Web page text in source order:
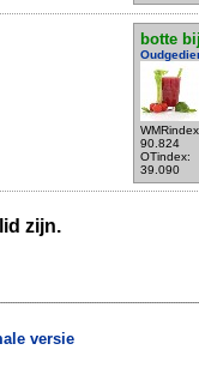
botte
90.824
OTindex:
39.090
zijn.
versie